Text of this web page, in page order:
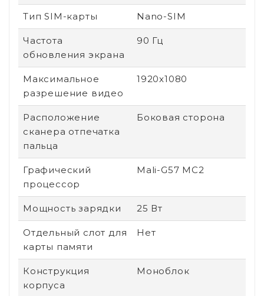
Тип SIM-карты Nano-SIM
Частота
обновления экрана
90 Гц
Максимальное
разрешение видео
1920x1080
Расположение
сканера отпечатка
пальца
Боковая сторона
Графический
процессор
Mali-G57 MC2
Мощность зарядки 25 Вт
Отдельный слот для
карты памяти
Нет
Конструкция
корпуса
Моноблок